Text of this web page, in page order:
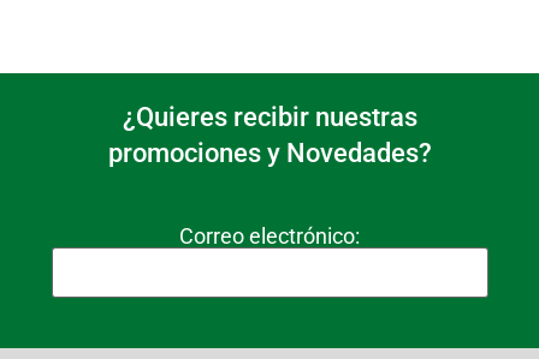
¿Quieres recibir nuestras
promociones y Novedades?
Correo electrónico: